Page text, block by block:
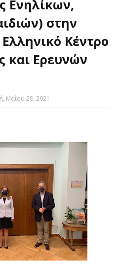
Ενηλίκων,
στην
Κέντρο
και Ερευνών
Μαΐου 28, 2021